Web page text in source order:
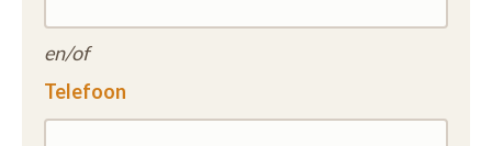
en/of
Telefoon